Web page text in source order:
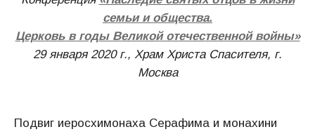
семьи и общества.
Церковь в годы Великой отечественной войны»
29 января 2020 г., Храм Христа Спасителя, г.
Москва
Подвиг иеросхимонаха Серафима и монахини